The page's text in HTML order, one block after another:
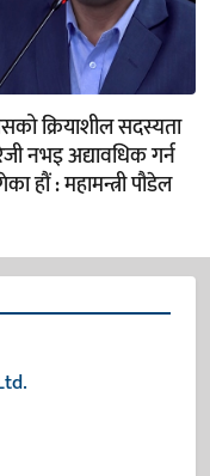
क्रियाशील सदस्यता
नभइ अद्यावधिक गर्न
हौं : महामन्त्री पौडेल